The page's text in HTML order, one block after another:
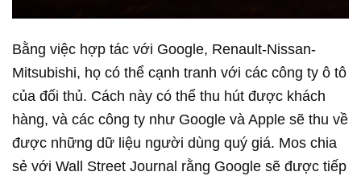
Bằng việc hợp tác với Google, Renault-Nissan-
Mitsubishi, họ có thể cạnh tranh với các công ty ô tô
của đối thủ. Cách này có thể thu hút được khách
hàng, và các công ty như Google và Apple sẽ thu về
được những dữ liệu người dùng quý giá. Mos chia
sẻ với Wall Street Journal rằng Google sẽ được tiếp